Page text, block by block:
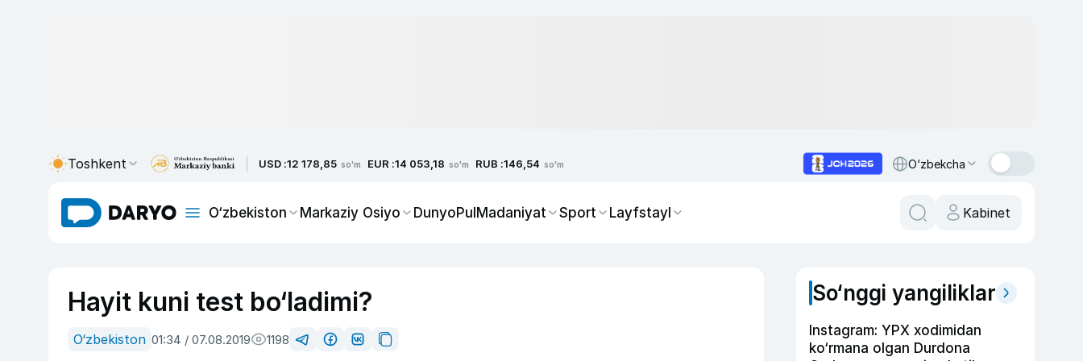
Toshkent USD :12 178,85 so'm EUR :14 053,18 so'm RUB :146,54 so'm O‘zbekcha
O‘zbekiston Markaziy Osiyo DunyoPulMadaniyat Sport Layfstayl Kabinet
Hayit kuni test bo‘ladimi?
O‘zbekiston 01:34 / 07.08.2019 1198
So‘nggi yangiliklar
Instagram: YPX xodimidan
ko‘rmana olgan Durdona